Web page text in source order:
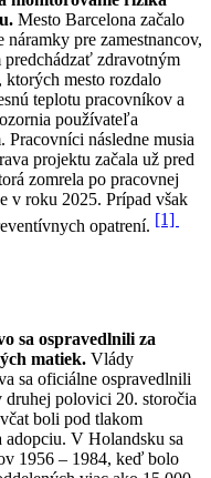
Mesto Barcelona začalo
pre zamestnancov,
zdravotným
ktorých mesto rozdalo
teplotu pracovníkov a
používateľa
následne musia
projektu začala už pred
zomrela po pracovnej
v roku 2025. Prípad však
opatrení. [1]
sa ospravedlnili za
matiek. Vlády
sa oficiálne ospravedlnili
polovici 20. storočia
boli pod tlakom
adopciu. V Holandsku sa
1956 – 1984, keď bolo